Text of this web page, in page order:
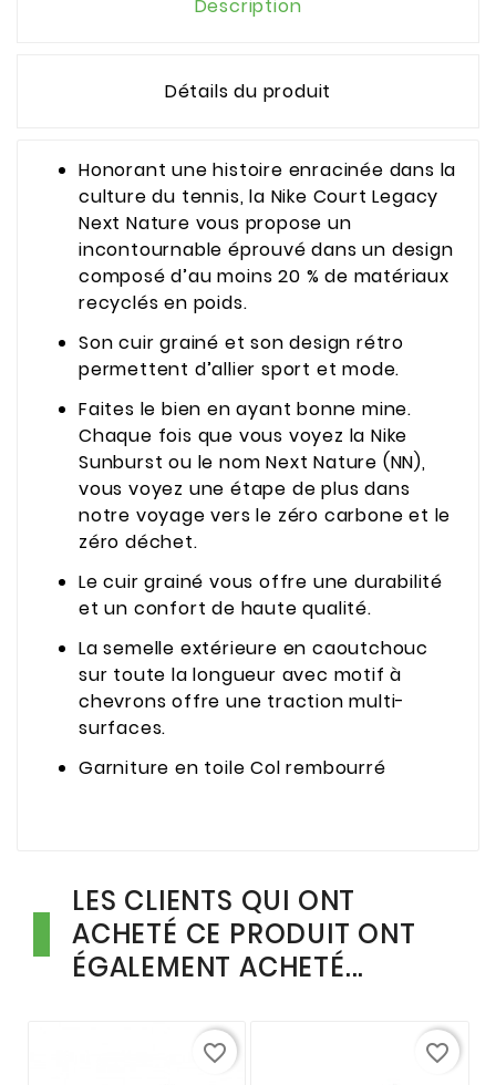
Description
Détails du produit
Honorant une histoire enracinée dans la
culture du tennis, la Nike Court Legacy
Next Nature vous propose un
incontournable éprouvé dans un design
composé d’au moins 20 % de matériaux
recyclés en poids.
Son cuir grainé et son design rétro
permettent d’allier sport et mode.
Faites le bien en ayant bonne mine.
Chaque fois que vous voyez la Nike
Sunburst ou le nom Next Nature (NN),
vous voyez une étape de plus dans
notre voyage vers le zéro carbone et le
zéro déchet.
Le cuir grainé vous offre une durabilité
et un confort de haute qualité.
La semelle extérieure en caoutchouc
sur toute la longueur avec motif à
chevrons offre une traction multi-
surfaces.
Garniture en toile Col rembourré
LES CLIENTS QUI ONT
ACHETÉ CE PRODUIT ONT
ÉGALEMENT ACHETÉ...
favorite_border favorite_border